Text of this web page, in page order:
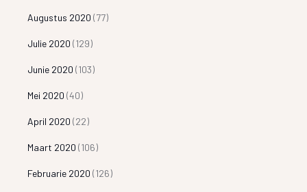
Augustus 2020 (77)
Julie 2020 (129)
Junie 2020 (103)
Mei 2020 (40)
April 2020 (22)
Maart 2020 (106)
Februarie 2020 (126)